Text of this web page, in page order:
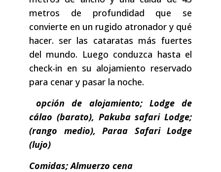
metros de profundidad que se
convierte en un rugido atronador y qué
hacer. ser las cataratas más fuertes
del mundo. Luego conduzca hasta el
check-in en su alojamiento reservado
para cenar y pasar la noche.
opción de alojamiento; Lodge de
cálao (barato), Pakuba safari Lodge;
(rango medio), Paraa Safari Lodge
(lujo)
Comidas; Almuerzo cena